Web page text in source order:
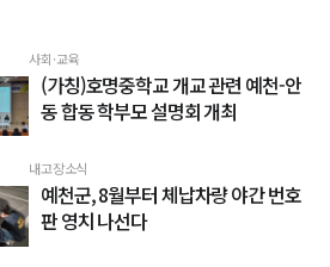
사회·교육
(가칭)호명중학교 개교 관련 예천-안
동 합동 학부모 설명회 개최
내고장소식
예천군, 8월부터 체납차량 야간 번호
판 영치 나선다